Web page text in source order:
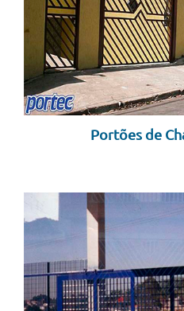
Portões de